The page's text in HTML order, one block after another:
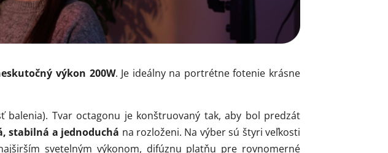
výkon 200W. Je ideálny na portrétne fotenie krásne
balenia). Tvar octagonu je konštruovaný tak, aby bol predzát
stabilná a jednoduchá na rozloženi. Na výber sú štyri veľkosti
svetelným výkonom, difúznu platňu pre rovnomerné